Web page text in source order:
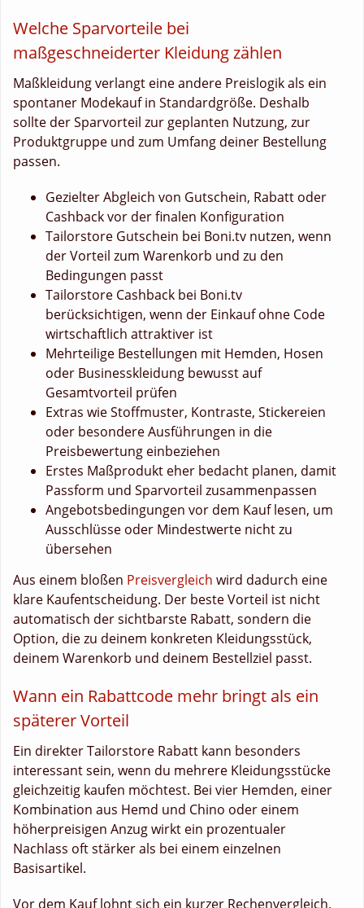
Welche Sparvorteile bei
maßgeschneiderter Kleidung zählen
Maßkleidung verlangt eine andere Preislogik als ein
spontaner Modekauf in Standardgröße. Deshalb
sollte der Sparvorteil zur geplanten Nutzung, zur
Produktgruppe und zum Umfang deiner Bestellung
passen.
Gezielter Abgleich von Gutschein, Rabatt oder
Cashback vor der finalen Konfiguration
Tailorstore Gutschein bei Boni.tv nutzen, wenn
der Vorteil zum Warenkorb und zu den
Bedingungen passt
Tailorstore Cashback bei Boni.tv
berücksichtigen, wenn der Einkauf ohne Code
wirtschaftlich attraktiver ist
Mehrteilige Bestellungen mit Hemden, Hosen
oder Businesskleidung bewusst auf
Gesamtvorteil prüfen
Extras wie Stoffmuster, Kontraste, Stickereien
oder besondere Ausführungen in die
Preisbewertung einbeziehen
Erstes Maßprodukt eher bedacht planen, damit
Passform und Sparvorteil zusammenpassen
Angebotsbedingungen vor dem Kauf lesen, um
Ausschlüsse oder Mindestwerte nicht zu
übersehen
Aus einem bloßen Preisvergleich wird dadurch eine
klare Kaufentscheidung. Der beste Vorteil ist nicht
automatisch der sichtbarste Rabatt, sondern die
Option, die zu deinem konkreten Kleidungsstück,
deinem Warenkorb und deinem Bestellziel passt.
Wann ein Rabattcode mehr bringt als ein
späterer Vorteil
Ein direkter Tailorstore Rabatt kann besonders
interessant sein, wenn du mehrere Kleidungsstücke
gleichzeitig kaufen möchtest. Bei vier Hemden, einer
Kombination aus Hemd und Chino oder einem
höherpreisigen Anzug wirkt ein prozentualer
Nachlass oft stärker als bei einem einzelnen
Basisartikel.
Vor dem Kauf lohnt sich ein kurzer Rechenvergleich.